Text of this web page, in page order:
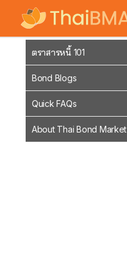
ตราสารหนี้ 101
Bond Blogs
Quick FAQs
About Thai Bond Market